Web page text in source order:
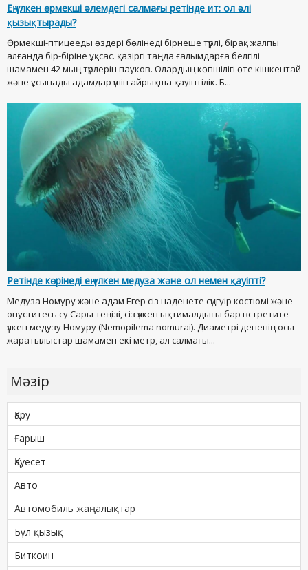
Ең үлкен өрмекші әлемдегі салмағы ретінде ит: ол әлі
қызықтырады?
Өрмекші-птицееды өздері бөлінеді бірнеше түрлі, бірақ жалпы
алғанда бір-біріне ұқсас. қазіргі таңда ғалымдарға белгілі
шамамен 42 мың түрлерін пауков. Олардың көпшілігі өте кішкентай
және ұсынады адамдар үшін айрықша қауіптілік. Б...
Ретінде көрінеді ең үлкен медуза және ол немен қауіпті?
Медуза Номуру және адам Егер сіз наденете сүңгуір костюмі және
опуститесь су Сары теңізі, сіз үлкен ықтималдығы бар встретите
үлкен медузу Номуру (Nemopilema nomurai). Диаметрі дененің осы
жаратылыстар шамамен екі метр, ал салмағы...
Мәзір
Қару
Ғарыш
Қауесет
Авто
Автомобиль жаңалықтар
Бұл қызық
Биткоин